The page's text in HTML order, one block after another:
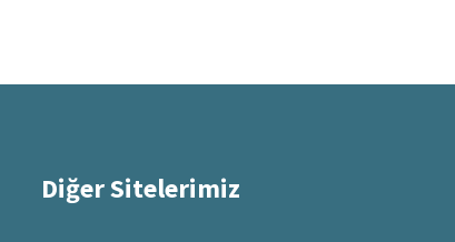
Diğer Sitelerimiz